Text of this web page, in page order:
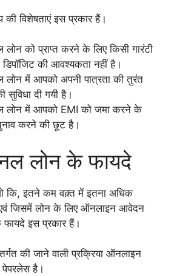
विशेषताएं इस प्रकार हैं।
लोन को प्राप्त करने के लिए किसी गारंटी
डिपॉजिट की आवश्यकता नहीं है।
लोन में आपको अपनी पात्रता की तुरंत
दी गयी है।
लोन में आपको EMI को जमा करने के
करने की छूट है।
लोन के फायदे
कि, इतने कम वक़्त में इतना अधिक
एवं जिसमें लोन के लिए ऑनलाइन आवेदन
इस प्रकार हैं।
की जाने वाली प्रक्रिया ऑनलाइन
पेपरलेस है।